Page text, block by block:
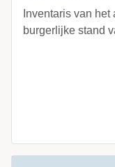
Inventaris van
burgerlijke stand